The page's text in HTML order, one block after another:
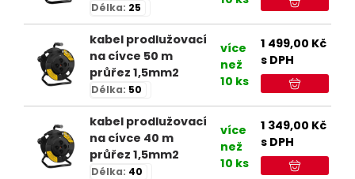
Délka: 25
kabel prodlužovací
na cívce 50 m
průřez 1,5mm2
Délka: 50
více
než
10 ks
1 499,00 Kč
s DPH
kabel prodlužovací
na cívce 40 m
průřez 1,5mm2
Délka: 40
více
než
10 ks
1 349,00 Kč
s DPH